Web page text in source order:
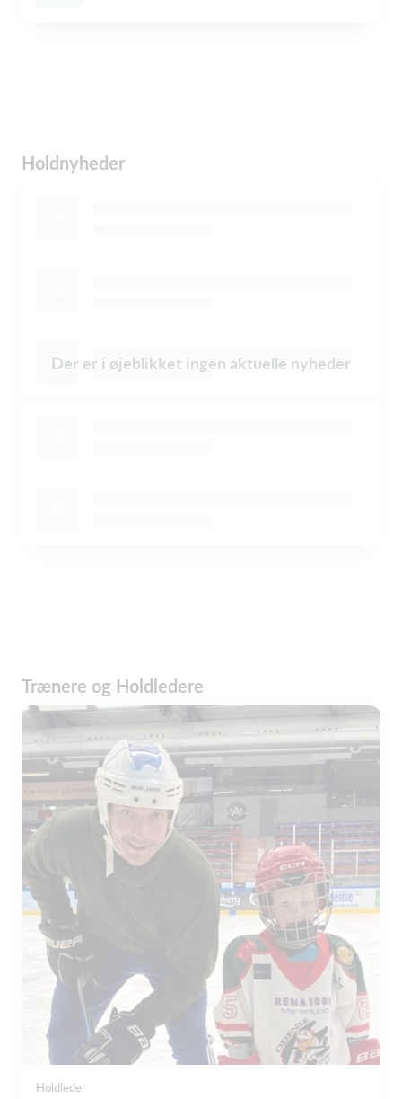
Holdnyheder
Der er i øjeblikket ingen aktuelle nyheder
Trænere og Holdledere
Holdleder